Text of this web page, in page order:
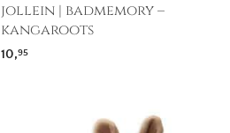
jollein | badmemory –
kangaroots
10,95